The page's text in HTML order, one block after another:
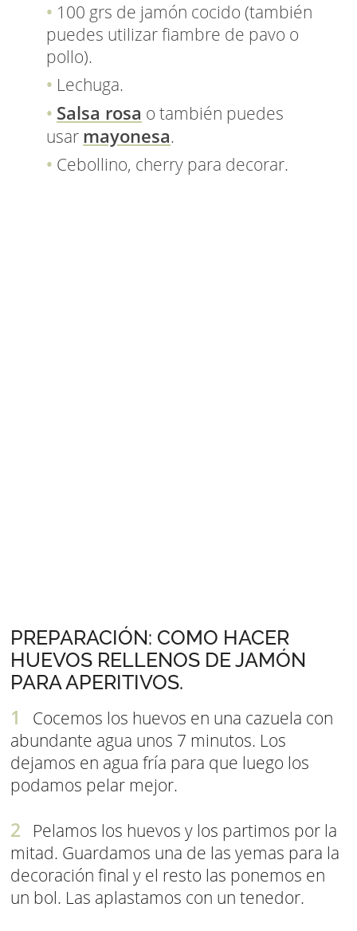
100 grs de jamón cocido (también
puedes utilizar fiambre de pavo o
pollo).
Lechuga.
Salsa rosa o también puedes
usar mayonesa.
Cebollino, cherry para decorar.
PREPARACIÓN: COMO HACER
HUEVOS RELLENOS DE JAMÓN
PARA APERITIVOS.
Cocemos los huevos en una cazuela con
abundante agua unos 7 minutos. Los
dejamos en agua fría para que luego los
podamos pelar mejor.
Pelamos los huevos y los partimos por la
mitad. Guardamos una de las yemas para la
decoración final y el resto las ponemos en
un bol. Las aplastamos con un tenedor.